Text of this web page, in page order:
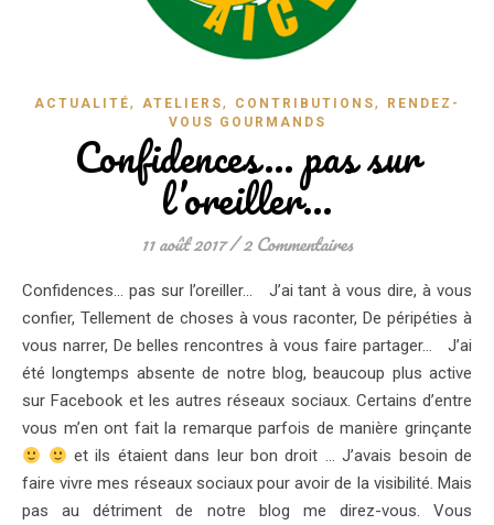
ACTUALITÉ, ATELIERS, CONTRIBUTIONS,
RENDEZ-
VOUS GOURMANDS
Confidences… pas sur
l’oreiller…
11 août 2017/2 Commentaires
Confidences… pas sur l’oreiller… J’ai tant à vous dire, à vous
confier, Tellement de choses à vous raconter, De péripéties à
vous narrer, De belles rencontres à vous faire partager… J’ai
été longtemps absente de notre blog, beaucoup plus active
sur Facebook et les autres réseaux sociaux. Certains d’entre
vous m’en ont fait la remarque parfois de manière grinçante
et ils étaient dans leur bon droit … J’avais besoin de
faire vivre mes réseaux sociaux pour avoir de la visibilité. Mais
pas au détriment de notre blog me direz-vous. Vous